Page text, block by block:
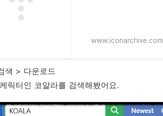
www.iconarchive.com
색 > 다운로드
릭터인 코알라를 검색해봤어요.